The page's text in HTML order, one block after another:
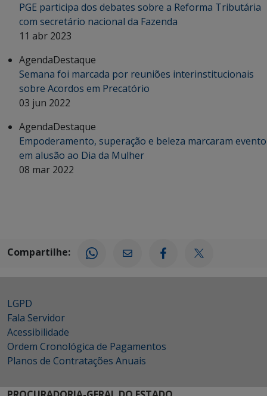
PGE participa dos debates sobre a Reforma Tributária
com secretário nacional da Fazenda
11 abr 2023
AgendaDestaque
Semana foi marcada por reuniões interinstitucionais
sobre Acordos em Precatório
03 jun 2022
AgendaDestaque
Empoderamento, superação e beleza marcaram evento
em alusão ao Dia da Mulher
08 mar 2022
Compartilhe:
LGPD
Fala Servidor
Acessibilidade
Ordem Cronológica de Pagamentos
Planos de Contratações Anuais